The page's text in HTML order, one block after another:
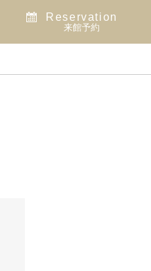
Reservation
来館予約